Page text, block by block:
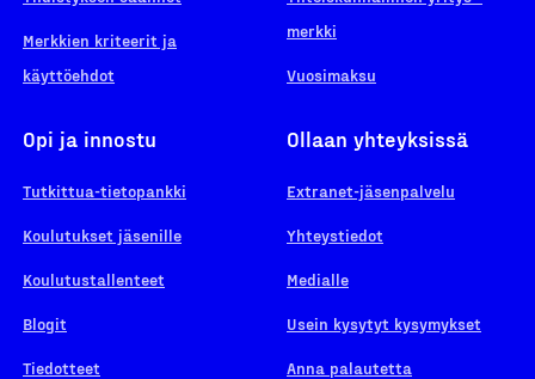
Merkkien kriteerit ja
käyttöehdot
merkki
Vuosimaksu
Opi ja innostu
Tutkittua-tietopankki
Koulutukset jäsenille
Koulutustallenteet
Blogit
Tiedotteet
Ollaan yhteyksissä
Extranet-jäsenpalvelu
Yhteystiedot
Medialle
Usein kysytyt kysymykset
Anna palautetta